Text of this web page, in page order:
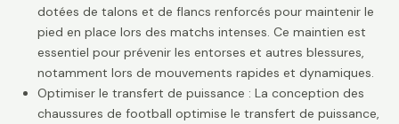
dotées de talons et de flancs renforcés pour maintenir le
pied en place lors des matchs intenses. Ce maintien est
essentiel pour prévenir les entorses et autres blessures,
notamment lors de mouvements rapides et dynamiques.
Optimiser le transfert de puissance : La conception des
chaussures de football optimise le transfert de puissance,